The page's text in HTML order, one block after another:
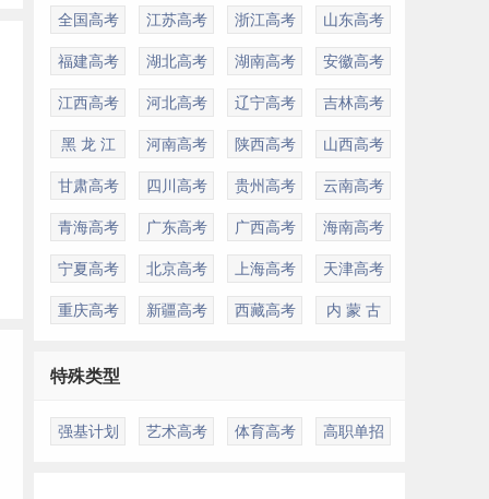
全国高考 江苏高考 浙江高考 山东高考
福建高考 湖北高考 湖南高考 安徽高考
江西高考 河北高考 辽宁高考 吉林高考
黑 龙 江 河南高考 陕西高考 山西高考
甘肃高考 四川高考 贵州高考 云南高考
青海高考 广东高考 广西高考 海南高考
宁夏高考 北京高考 上海高考 天津高考
重庆高考 新疆高考 西藏高考 内 蒙 古
特殊类型
强基计划 艺术高考 体育高考 高职单招